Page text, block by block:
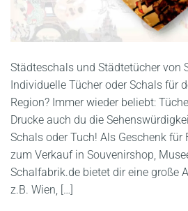
Städteschals und Städtetücher von
Individuelle Tücher oder Schals für
Region? Immer wieder beliebt:
Drucke auch du die
Schals oder Tuch! Als Geschenk für
zum Verkauf in Souvenirshop,
Schalfabrik.de bietet dir eine große
z.B. Wien, […]